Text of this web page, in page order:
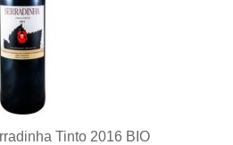
Tinto 2016 BIO